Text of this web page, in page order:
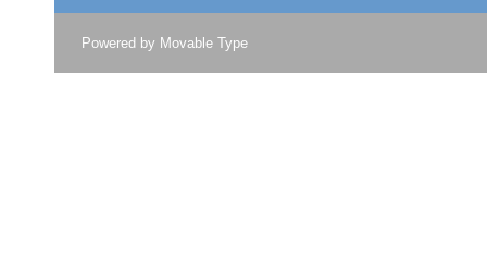
Powered by Movable Type